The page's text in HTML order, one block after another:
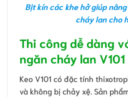
Bịt kín các khe hở giúp
cháy lan cho
Thi công dễ dàng
ngăn cháy lan V101
Keo V101 có đặc tính
và không bị chảy xệ. Sản